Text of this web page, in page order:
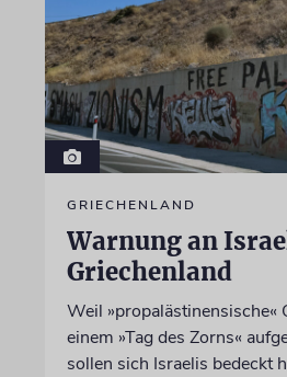
GRIECHENLAND
Warnung an
Griechenland
Weil »propalästinensische«
einem »Tag des Zorns«
sollen sich Israelis bedeckt